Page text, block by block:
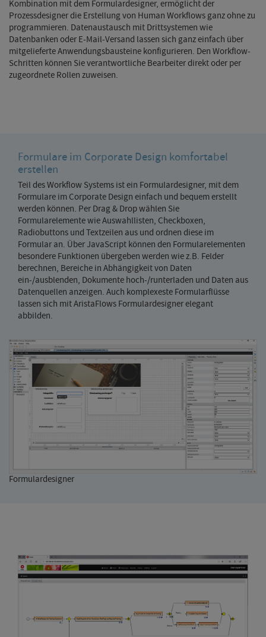
Kombination mit dem Formulardesigner, ermöglicht der
Prozessdesigner die Erstellung von Human Workflows ganz ohne zu
programmieren. Datenaustausch mit Drittsystemen wie
Datenbanken oder E-Mail-Versand lassen sich ganz einfach über
mitgelieferte Anwendungsbausteine konfigurieren. Den Workflow-
Schritten können Sie verantwortliche Bearbeiter direkt oder per
zugeordnete Rollen zuweisen.
Formulare im Corporate Design komfortabel
erstellen
Teil des Workflow Systems ist ein Formulardesigner, mit dem
Formulare im Corporate Design einfach und bequem erstellt
werden können. Per Drag & Drop wählen Sie
Formularelemente wie Auswahllisten, Checkboxen,
Radiobuttons und Textzeilen aus und ordnen diese im
Formular an. Über JavaScript können den Formularelementen
besondere Funktionen übergeben werden wie z.B. Felder
berechnen, Bereiche in Abhängigkeit von Daten
ein-/ausblenden, Dokumente hoch-/runterladen und Daten aus
Datenquellen anzeigen. Auch komplexeste Formularflüsse
lassen sich mit AristaFlows Formulardesigner elegant
abbilden.
Formulardesigner